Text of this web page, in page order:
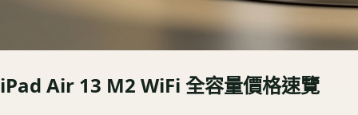
iPad Air 13 M2 WiFi 全容量價格速覽